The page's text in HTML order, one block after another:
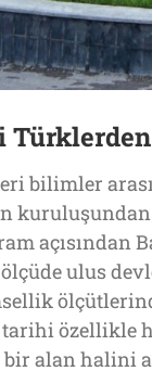
bilimler
açısından
ulus
tarihi özellikle
alan halini